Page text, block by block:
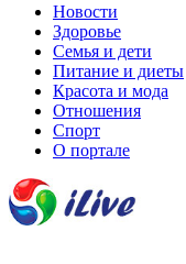
Новости
Здоровье
Семья и дети
Питание и диеты
Красота и мода
Отношения
Спорт
О портале